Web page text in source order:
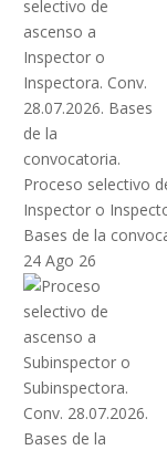
Proceso selectivo
Inspector o
Bases de la
24 Ago 26